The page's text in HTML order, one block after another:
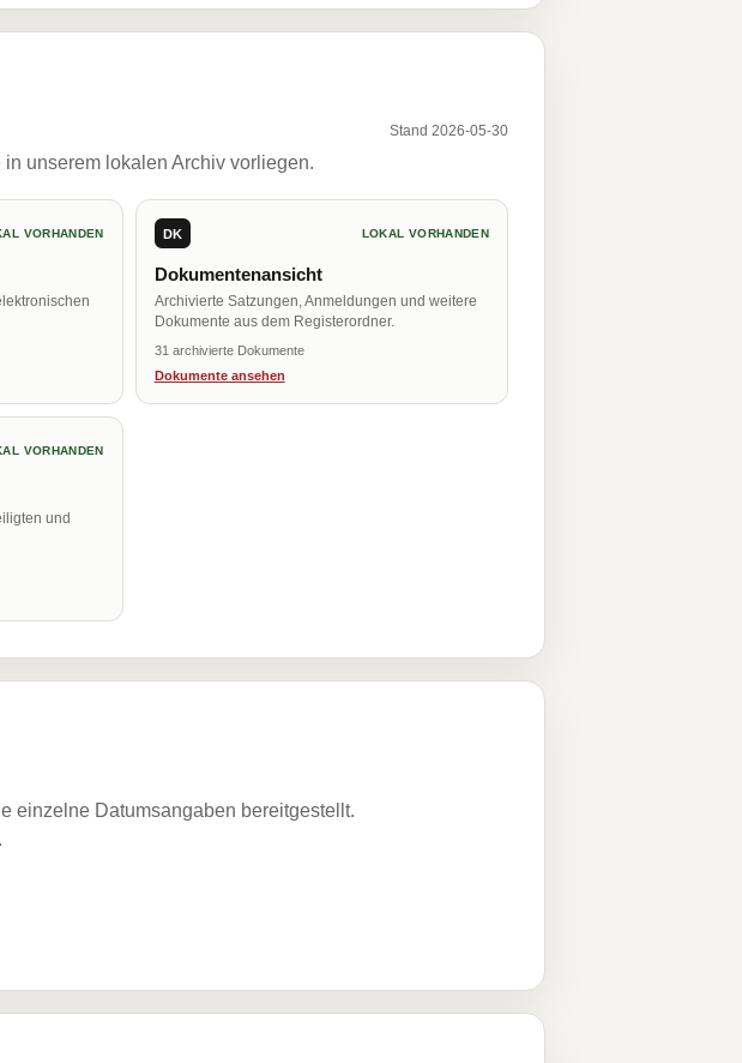
Stand 2026-05-30
unserem lokalen Archiv vorliegen.
VORHANDEN DK LOKAL VORHANDEN
Dokumentenansicht
Archivierte Satzungen, Anmeldungen und weitere
Dokumente aus dem Registerordner.
31 archivierte Dokumente
Dokumente ansehen
VORHANDEN
und
einzelne Datumsangaben bereitgestellt.